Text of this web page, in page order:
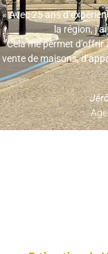
« Avec 25 ans
la région,
Cela me permet
vente de maisons,